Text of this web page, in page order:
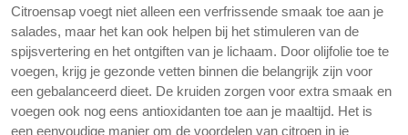
Citroensap voegt niet alleen een verfrissende smaak toe aan je
salades, maar het kan ook helpen bij het stimuleren van de
spijsvertering en het ontgiften van je lichaam. Door olijfolie toe te
voegen, krijg je gezonde vetten binnen die belangrijk zijn voor
een gebalanceerd dieet. De kruiden zorgen voor extra smaak en
voegen ook nog eens antioxidanten toe aan je maaltijd. Het is
een eenvoudige manier om de voordelen van citroen in je